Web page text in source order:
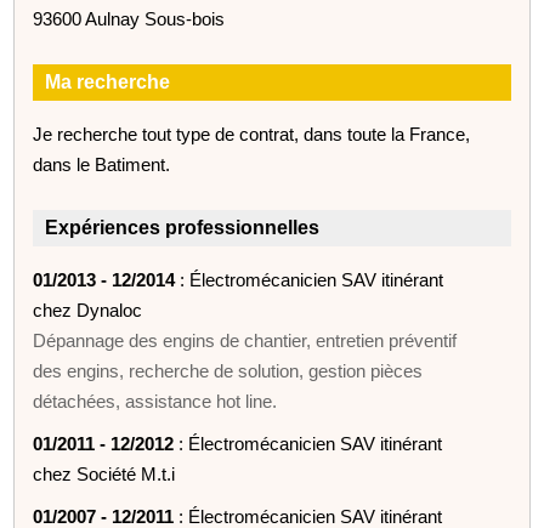
93600 Aulnay Sous-bois
Ma recherche
Je recherche tout type de contrat, dans toute la France,
dans le Batiment.
Expériences professionnelles
01/2013 - 12/2014: Électromécanicien SAV itinérant
chez Dynaloc
Dépannage des engins de chantier, entretien préventif
des engins, recherche de solution, gestion pièces
détachées, assistance hot line.
01/2011 - 12/2012 : Électromécanicien SAV itinérant
chez Société M.t.i
01/2007 - 12/2011 : Électromécanicien SAV itinérant